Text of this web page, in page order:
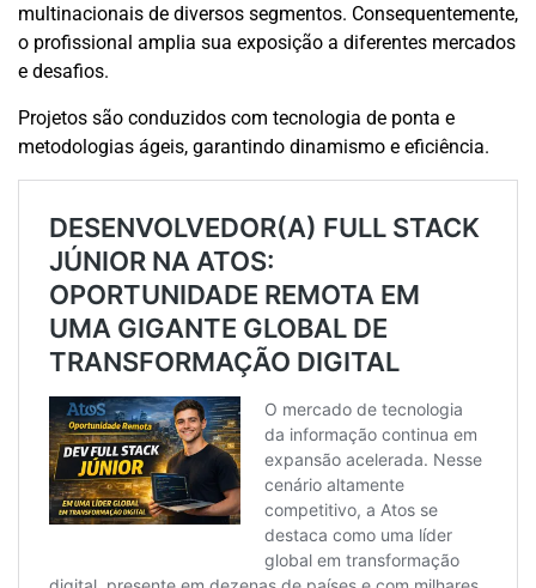
multinacionais de diversos segmentos. Consequentemente,
o profissional amplia sua exposição a diferentes mercados
e desafios.
Projetos são conduzidos com tecnologia de ponta e
metodologias ágeis, garantindo dinamismo e eficiência.